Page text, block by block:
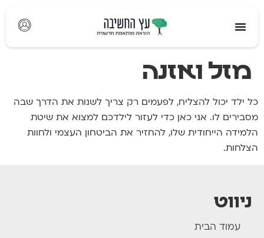
מזל ואזנה
כל ילד יכול להצליח, לפעמים רק צריך לשנות את הדרך שבה
מסבירים לו. אני כאן כדי לעזור לילדכם למצוא את שיטת
הלמידה הייחודית שלו, להחזיר את הביטחון העצמי ולחוות
הצלחות.
ניווט
עמוד הבית